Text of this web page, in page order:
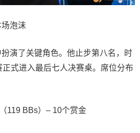
泡沫
演了关键角色。他止步第八名，时
式进入最后七人决赛桌。席位分布
119 BBs）– 10个赏金